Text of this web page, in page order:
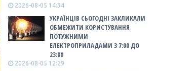
2026-08-05 14:34
УКРАЇНЦІВ СЬОГОДНІ ЗАКЛИКАЛИ
ОБМЕЖИТИ КОРИСТУВАННЯ
ПОТУЖНИМИ
ЕЛЕКТРОПРИЛАДАМИ З 7:00 ДО
23:00
2026-08-05 12:29